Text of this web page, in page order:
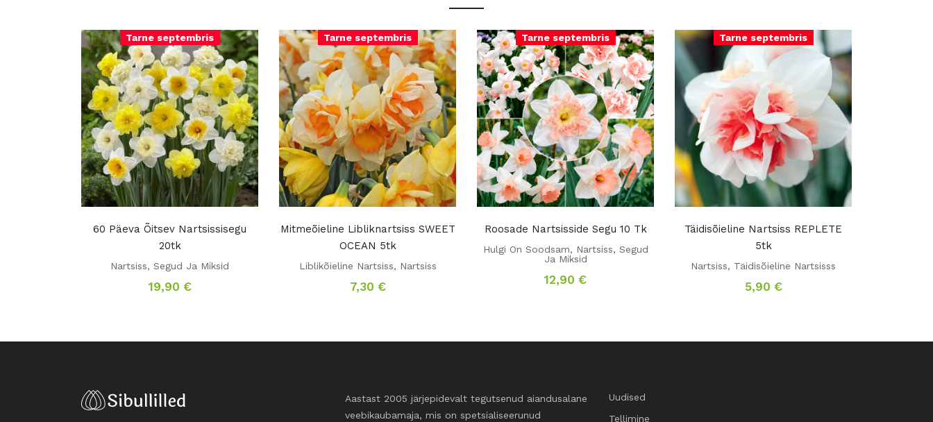
Tarne septembris
60 Päeva Õitsev Nartsissisegu
20tk
Nartsiss, Segud Ja Miksid
19,90 €
Tarne septembris
Mitmeõieline Libliknartsiss SWEET
OCEAN 5tk
Liblikõieline Nartsiss, Nartsiss
7,30 €
Tarne septembris
Roosade Nartsisside Segu 10 Tk
Hulgi On Soodsam, Nartsiss, Segud
Ja Miksid
12,90 €
Tarne septembris
Täidisõieline Nartsiss REPLETE
5tk
Nartsiss, Täidisõieline Nartsisss
5,90 €
Aastast 2005 järjepidevalt tegutsenud aiandusalane
veebikaubamaja, mis on spetsialiseerunud
Uudised
Tellimine